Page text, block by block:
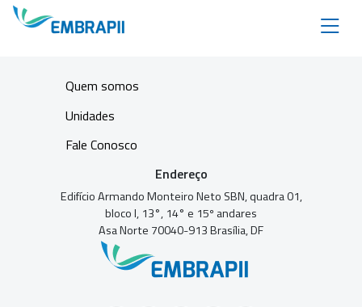
Quem somos
Unidades
Fale Conosco
Endereço
Edifício Armando Monteiro Neto SBN, quadra 01,
bloco I, 13°, 14° e 15º andares
Asa Norte 70040-913 Brasília, DF